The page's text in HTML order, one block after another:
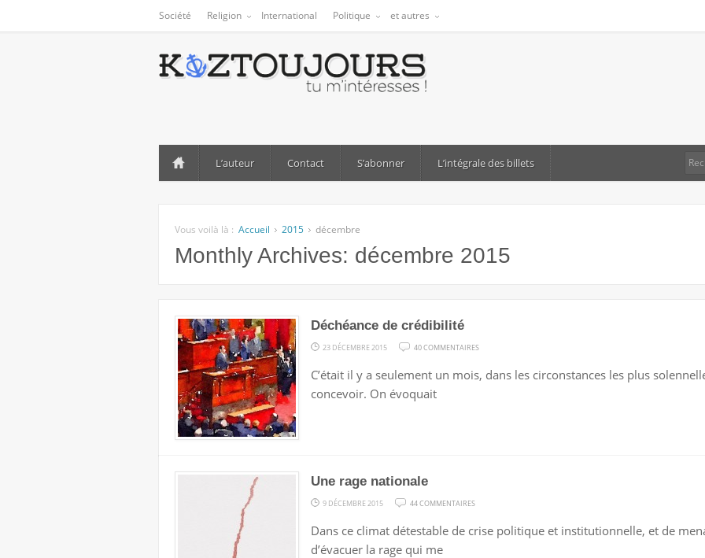
Société Religion International Politique et autres
L’auteur Contact S’abonner L’intégrale des billets
Vous voilà là : Accueil 2015 décembre
Monthly Archives: décembre 2015
Déchéance de crédibilité
23 DÉCEMBRE 2015 40 COMMENTAIRES
DE
C’était il y a seulement un mois, dans les circonstances les plus
concevoir. On évoquait
Une rage nationale
9 DÉCEMBRE 2015 44 COMMENTAIRES
RAGE
Dans ce climat détestable de crise politique et institutionnelle, et de
d’évacuer la rage qui me